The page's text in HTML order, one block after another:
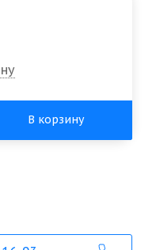
В корзину